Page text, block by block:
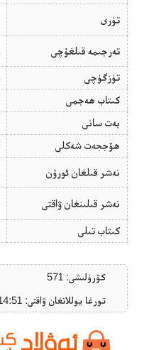
تۈرى
تەرجىمە قىلغۇچى
تۈزگۈچى
كىتاب ھەجمى
بەت سانى
ھۆججەت شەكلى
نەشر قىلغان ئورۇن
نەشر قىلىنغان ۋاقتى
كىتاب تىلى
كۆرۈلىشى: 571
تورغا يوللانغان ۋاقتى: ‎2020-01-02 14:51